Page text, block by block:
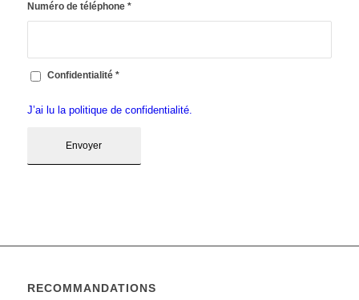
Numéro de téléphone *
Confidentialité *
J’ai lu la politique de confidentialité.
RECOMMANDATIONS